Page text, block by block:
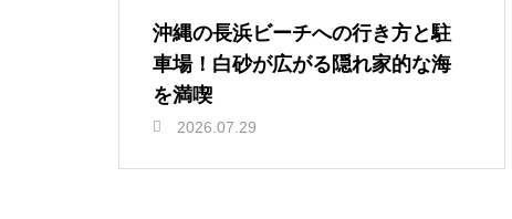
沖縄の長浜ビーチへの行き方と駐
車場！白砂が広がる隠れ家的な海
を満喫
2026.07.29